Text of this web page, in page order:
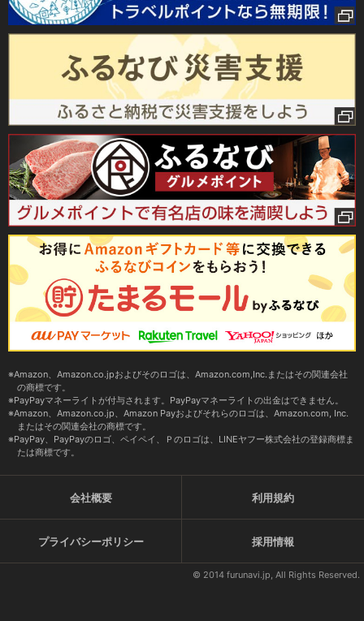
Amazon、Amazon.co.jpおよびそのロゴは、Amazon.com,Inc.またはその関連会社
の商標です。
PayPayマネーライトが付与されます。PayPayマネーライトの出金はできません。
Amazon、Amazon.co.jp、Amazon Payおよびそれらのロゴは、Amazon.com, Inc.
またはその関連会社の商標です。
PayPay、PayPayのロゴ、ペイペイ、Ｐのロゴは、LINEヤフー株式会社の登録商標ま
たは商標です。
会社概要 利用規約
プライバシーポリシー 採用情報
© 2014 furunavi.jp, All Rights Reserved.